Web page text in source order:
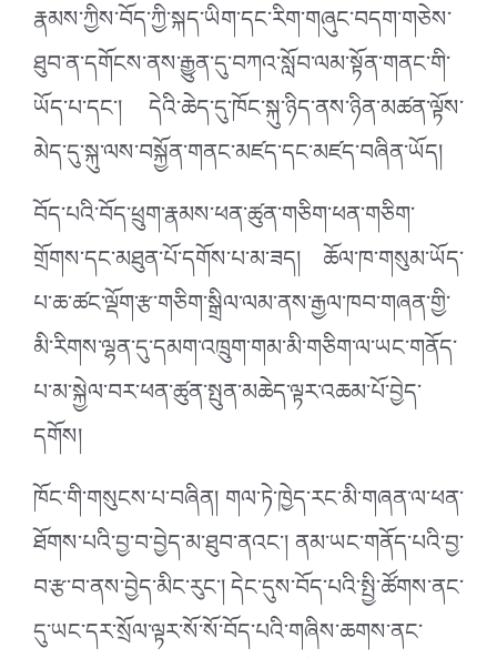
རྣམས་ཀྱིས་བོད་ཀྱི་སྐད་ཡིག་དང་རིག་གཞུང་བདག་གཅེས་
ཐུབ་ན་དགོངས་ནས་རྒྱུན་དུ་བཀའ་སློབ་ལམ་སྟོན་གནང་གི་
ཡོད་པ་དང་། དེའི་ཆེད་དུ་ཁོང་སྐུ་ཉིད་ནས་ཉིན་མཚན་ལྟོས་
མེད་དུ་སྐུ་ལས་བསྐྱོན་གནང་མཛད་དང་མཛད་བཞིན་ཡོད།
བོད་པའི་བོད་ཕྲུག་རྣམས་ཕན་ཚུན་གཅིག་ཕན་གཅིག་
གྲོགས་དང་མཐུན་པོ་དགོས་པ་མ་ཟད། ཆོལ་ཁ་གསུམ་ཡོད་
པ་ཆ་ཚང་ལྡོག་རྩ་གཅིག་སྒྲིལ་ལམ་ནས་རྒྱལ་ཁབ་གཞན་གྱི་
མི་རིགས་ལྷན་དུ་དམག་འཁྲུག་གམ་མི་གཅིག་ལ་ཡང་གནོད་
པ་མ་སྐྱེལ་བར་ཕན་ཚུན་སྤུན་མཆེད་ལྟར་འཆམ་པོ་བྱེད་
དགོས།
ཁོང་གི་གསུངས་པ་བཞིན། གལ་ཏེ་ཁྱེད་རང་མི་གཞན་ལ་ཕན་
ཐོགས་པའི་བྱ་བ་བྱེད་མ་ཐུབ་ནའང་། ནམ་ཡང་གནོད་པའི་བྱ་
བ་རྩ་བ་ནས་བྱེད་མིང་རུང་། དེང་དུས་བོད་པའི་སྤྱི་ཚོགས་ནང་
དུ་ཡང་དར་སྲོལ་ལྟར་སོ་སོ་བོད་པའི་གཞིས་ཆགས་ནང་